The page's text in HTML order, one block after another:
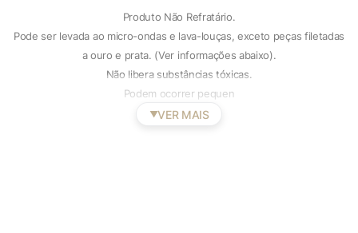
Produto Não Refratário.
Pode ser levada ao micro-ondas e lava-louças, exceto peças filetadas
a ouro e prata. (Ver informações abaixo).
Não libera substâncias tóxicas.
Podem ocorrer pequen
▼VER MAIS